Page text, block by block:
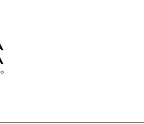
im. Ignacego Jana